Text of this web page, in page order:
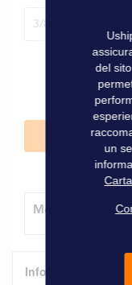
3/8'' conico per
Modalità di
Informazioni
del
un